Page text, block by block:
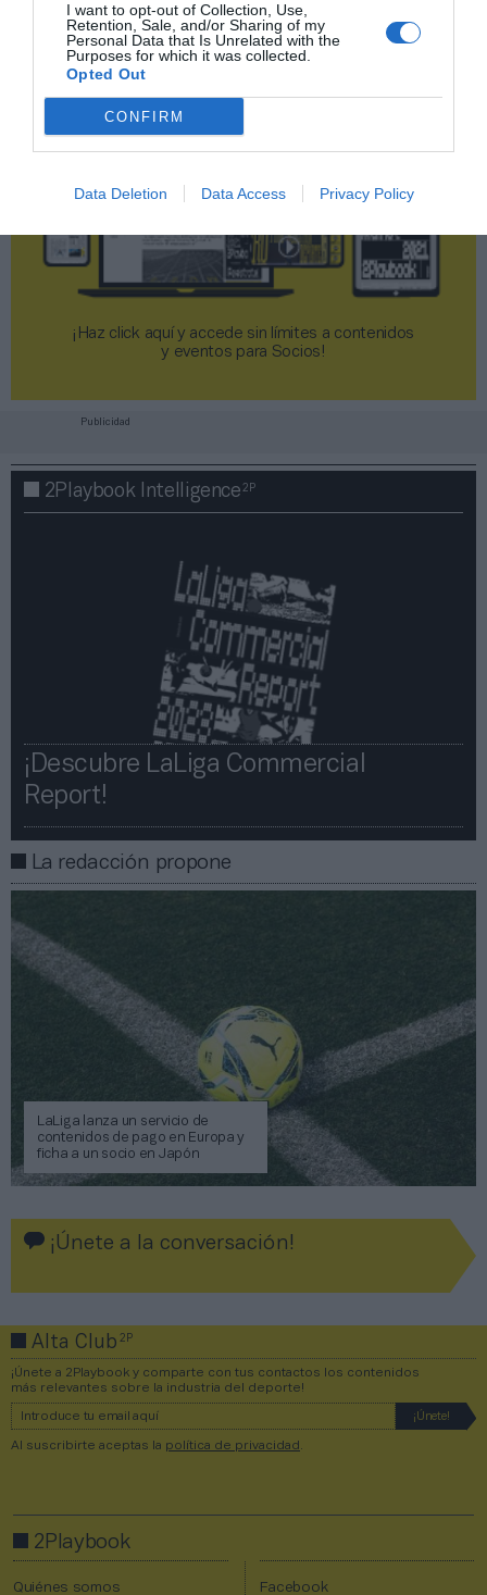
I want to opt-out of Collection, Use,
Retention, Sale, and/or Sharing of my
Personal Data that Is Unrelated with the
Purposes for which it was collected.
Opted Out
CONFIRM
Data Deletion Data Access Privacy Policy
¡Haz click aquí y accede sin límites a contenidos
y eventos para Socios!​​​​​​​
Publicidad
2Playbook Intelligence2P
¡Descubre LaLiga Commercial
Report!​​
La redacción propone
LaLiga lanza un servicio de
contenidos de pago en Europa y
ficha a un socio en Japón
¡Únete a la conversación!
Alta Club2P
¡Únete a 2Playbook y comparte con tus contactos los contenidos
más relevantes sobre la industria del deporte!
Al suscribirte aceptas la política de privacidad .
2Playbook
Quiénes somos Facebook